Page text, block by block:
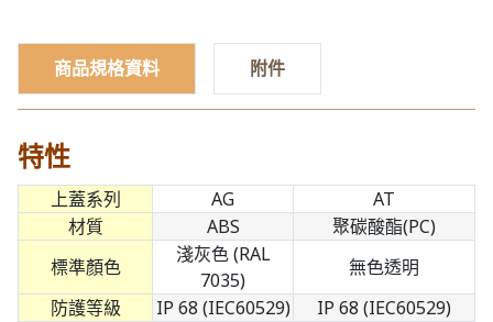
商品規格資料 附件
特性
上蓋系列 AG
AT
材質
ABS
聚碳酸酯(PC)
標準顏色
淺灰色 (RAL
7035)
無色透明
防護等級
IP 68 (IEC60529)
IP 68 (IEC60529)